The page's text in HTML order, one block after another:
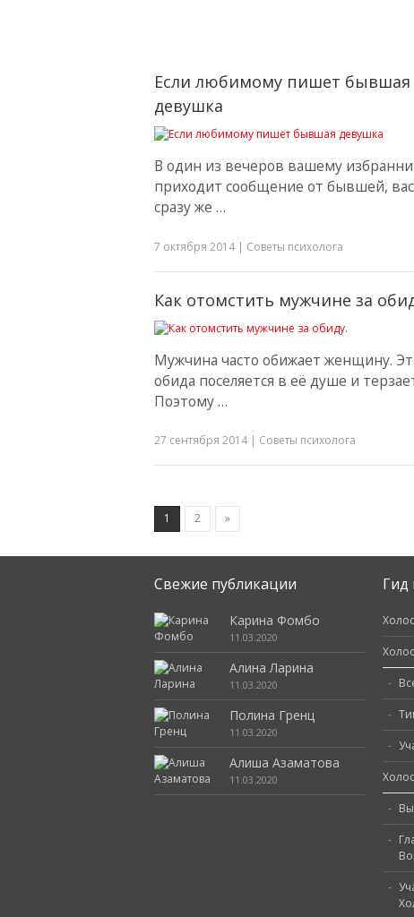
Если любимому пишет бывшая
девушка
В один из вечеров вашему
приходит сообщение от бывшей, вас
сразу же …
7 октября 2014 | Советы психолога
Как отомстить мужчине за
Мужчина часто обижает женщину.
обида поселяется в её душе и
Поэтому …
27 сентября 2014 | Советы психолога
1 2 »
Свежие публикации
Карина Фомбо
11.03.2020
Алина Ларина
11.03.2020
Полина Гренц
11.03.2020
Алиша Азаматова
11.03.2020
Гид